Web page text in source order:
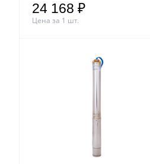
24 168 ₽
Цена за 1 шт.